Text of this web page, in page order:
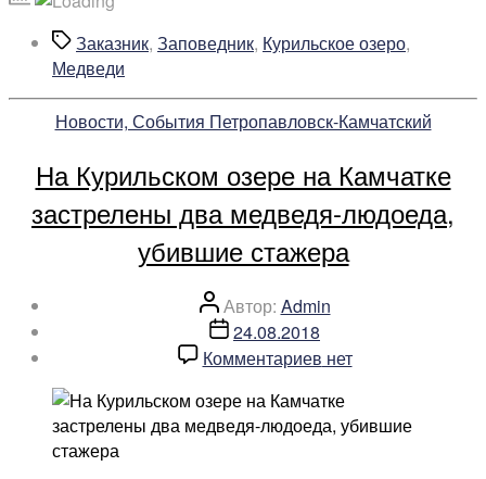
заказнике
«усыновила»
осиротевшего
МеткиЗаказник, Заповедник, Курильское озеро,
Медведи
Рубрики
Новости, События Петропавловск-Камчатский
На Курильском озере на Камчатке
застрелены два медведя-людоеда,
убившие стажера
Автор
записи
Автор: Admin
Дата
записи
24.08.2018
Комментариевк
На
Курильском
нет